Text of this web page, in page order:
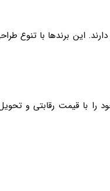
این برندها با تنوع
خود را با قیمت رقابتی و